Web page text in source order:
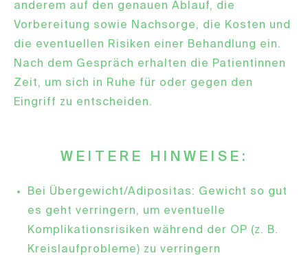
anderem auf den genauen Ablauf, die
Vorbereitung sowie Nachsorge, die Kosten und
die eventuellen Risiken einer Behandlung ein.
Nach dem Gespräch erhalten die Patientinnen
Zeit, um sich in Ruhe für oder gegen den
Eingriff zu entscheiden.
WEITERE HINWEISE:
Bei Übergewicht/Adipositas: Gewicht so gut
es geht verringern, um eventuelle
Komplikationsrisiken während der OP (z. B.
Kreislaufprobleme) zu verringern